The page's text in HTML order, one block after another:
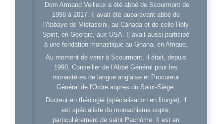
Dom Armand Veilleux a été abbé de Scourmont de
1998 à 2017. Il avait été auparavant abbé de
l'Abbaye de Mistassini, au Canada et de celle Holy
Spirit, en Géorgie, aux USA. Il avait aussi participé
à une fondation monastique au Ghana, en Afrique.
Au moment de venir à Scourmont, il était, depuis
1990, Conseiller de l'Abbé Général pour les
monastères de langue anglaise et Procureur
Général de l'Ordre auprès du Saint-Siège.
Docteur en théologie (spécialisation en liturgie), il
est spécialiste du monachisme copte,
particulièrement de saint Pachôme. Il est en